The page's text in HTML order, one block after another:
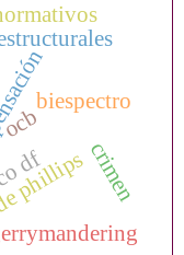
criterios normativos
df
phillips
ocb
biespectro
crimen